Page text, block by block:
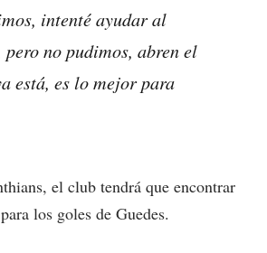
intenté ayudar al
no pudimos, abren el
está, es lo mejor para
el club tendrá que encontrar
los goles de Guedes.